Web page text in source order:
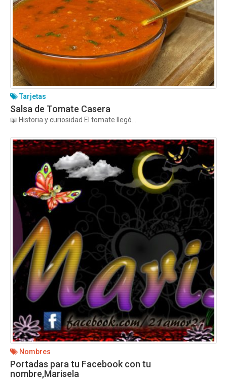
Tarjetas
Salsa de Tomate Casera
📖 Historia y curiosidad El tomate llegó...
Nombres
Portadas para tu Facebook con tu
nombre,Marisela